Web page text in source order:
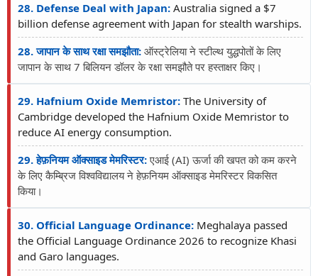
28. Defense Deal with Japan: Australia signed a $7
billion defense agreement with Japan for stealth warships.
28. जापान के साथ रक्षा समझौता: ऑस्ट्रेलिया ने स्टील्थ युद्धपोतों के लिए
जापान के साथ 7 बिलियन डॉलर के रक्षा समझौते पर हस्ताक्षर किए।
29. Hafnium Oxide Memristor: The University of
Cambridge developed the Hafnium Oxide Memristor to
reduce AI energy consumption.
29. हेफ़नियम ऑक्साइड मेमरिस्टर:एआई (AI) ऊर्जा की खपत को कम करने
के लिए कैम्ब्रिज विश्वविद्यालय ने हेफ़नियम ऑक्साइड मेमरिस्टर विकसित
किया।
30. Official Language Ordinance: Meghalaya passed
the Official Language Ordinance 2026 to recognize Khasi
and Garo languages.